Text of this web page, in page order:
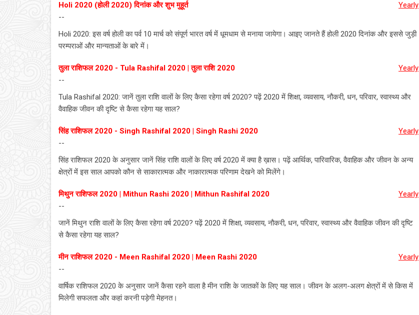
Holi 2020 (होली 2020) दिनांक और शुभ मुहूर्त
Yearly
--
Holi 2020: इस वर्ष होली का पर्व 10 मार्च को संपूर्ण भारत वर्ष में धूमधाम से मनाया जायेगा। आइए जानते हैं होली 2020 दिनांक और इससे जुड़ी
परम्पराओं और मान्यताओं के बारे में।
तुला राशिफल 2020 - Tula Rashifal 2020 | तुला राशि 2020
Yearly
--
Tula Rashifal 2020: जानें तुला राशि वालों के लिए कैसा रहेगा वर्ष 2020? पढ़ें 2020 में शिक्षा, व्यवसाय, नौकरी, धन, परिवार, स्वास्थ्य और
वैवाहिक जीवन की दृष्टि से कैसा रहेगा यह साल?
सिंह राशिफल 2020 - Singh Rashifal 2020 | Singh Rashi 2020
Yearly
--
सिंह राशिफल 2020 के अनुसार जानें सिंह राशि वालों के लिए वर्ष 2020 में क्या है ख़ास। पढ़ें आर्थिक, पारिवारिक, वैवाहिक और जीवन के अन्य
क्षेत्रों में इस साल आपको कौन से साकारात्मक और नाकारात्मक परिणाम देखने को मिलेंगे।
मिथुन राशिफल 2020 | Mithun Rashi 2020 | Mithun Rashifal 2020
Yearly
--
जानें मिथुन राशि वालों के लिए कैसा रहेगा वर्ष 2020? पढ़ें 2020 में शिक्षा, व्यवसाय, नौकरी, धन, परिवार, स्वास्थ्य और वैवाहिक जीवन की दृष्टि
से कैसा रहेगा यह साल?
मीन राशिफल 2020 - Meen Rashifal 2020 | Meen Rashi 2020
Yearly
--
वार्षिक राशिफल 2020 के अनुसार जानें कैसा रहने वाला है मीन राशि के जातकों के लिए यह साल। जीवन के अलग-अलग क्षेत्रों में से किस में
मिलेगी सफलता और कहां करनी पड़ेगी मेहनत।